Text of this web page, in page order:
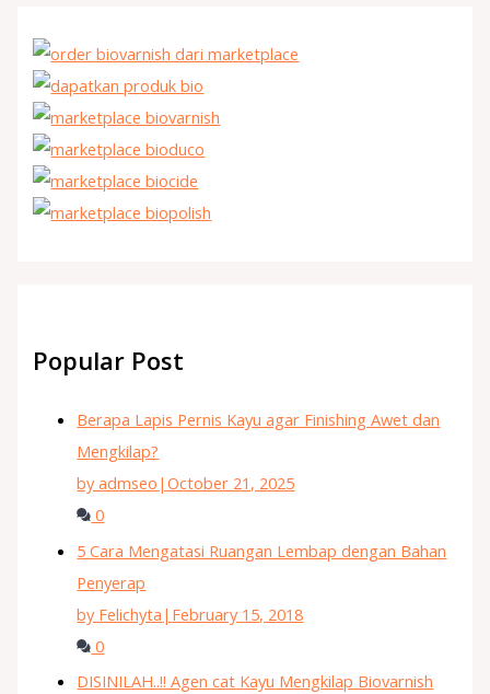
Popular Post
Berapa Lapis Pernis Kayu agar Finishing Awet dan
Mengkilap?
by admseo |October 21, 2025
0
5 Cara Mengatasi Ruangan Lembap dengan Bahan
Penyerap
by Felichyta | February 15, 2018
0
DISINILAH..!! Agen cat Kayu Mengkilap Biovarnish